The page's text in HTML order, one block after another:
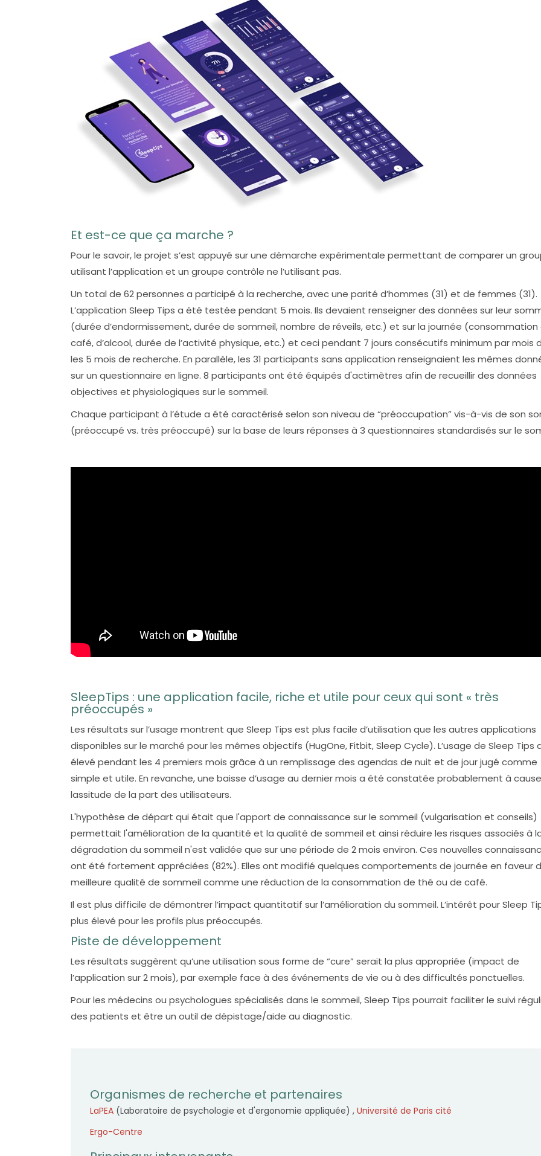
Et est-ce que ça marche ?
Pour le savoir, le projet s’est appuyé sur une démarche expérimentale permettant de comparer un
utilisant l’application et un groupe contrôle ne l’utilisant pas.
Un total de 62 personnes a participé à la recherche, avec une parité d’hommes (31) et de femmes (31).
L’application Sleep Tips a été testée pendant 5 mois. Ils devaient renseigner des données sur leur
(durée d’endormissement, durée de sommeil, nombre de réveils, etc.) et sur la journée (consommation
café, d’alcool, durée de l’activité physique, etc.) et ceci pendant 7 jours consécutifs minimum par mois
les 5 mois de recherche. En parallèle, les 31 participants sans application renseignaient les mêmes
sur un questionnaire en ligne. 8 participants ont été équipés d'actimètres afin de recueillir des données
objectives et physiologiques sur le sommeil.
Chaque participant à l’étude a été caractérisé selon son niveau de “préoccupation” vis-à-vis de son
(préoccupé vs. très préoccupé) sur la base de leurs réponses à 3 questionnaires standardisés sur le
SleepTips : une application facile, riche et utile pour ceux qui sont « très
préoccupés »
Les résultats sur l’usage montrent que Sleep Tips est plus facile d’utilisation que les autres applications
disponibles sur le marché pour les mêmes objectifs (HugOne, Fitbit, Sleep Cycle). L’usage de Sleep Tips
élevé pendant les 4 premiers mois grâce à un remplissage des agendas de nuit et de jour jugé comme
simple et utile. En revanche, une baisse d’usage au dernier mois a été constatée probablement à cause
lassitude de la part des utilisateurs.
L'hypothèse de départ qui était que l'apport de connaissance sur le sommeil (vulgarisation et conseils)
permettait l'amélioration de la quantité et la qualité de sommeil et ainsi réduire les risques associés à
dégradation du sommeil n'est validée que sur une période de 2 mois environ. Ces nouvelles
ont été fortement appréciées (82%). Elles ont modifié quelques comportements de journée en faveur
meilleure qualité de sommeil comme une réduction de la consommation de thé ou de café.
Il est plus difficile de démontrer l’impact quantitatif sur l’amélioration du sommeil. L’intérêt pour Sleep
plus élevé pour les profils plus préoccupés.
Piste de développement
Les résultats suggèrent qu’une utilisation sous forme de “cure” serait la plus appropriée (impact de
l’application sur 2 mois), par exemple face à des événements de vie ou à des difficultés ponctuelles.
Pour les médecins ou psychologues spécialisés dans le sommeil, Sleep Tips pourrait faciliter le suivi
des patients et être un outil de dépistage/aide au diagnostic.
Organismes de recherche et partenaires
LaPEA (Laboratoire de psychologie et d'ergonomie appliquée) , Université de Paris cité
Ergo-Centre